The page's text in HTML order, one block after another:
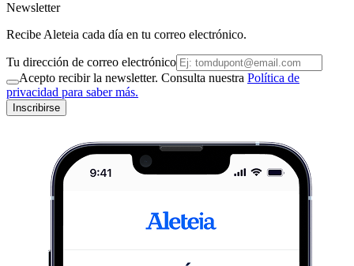
Newsletter
Recibe Aleteia cada día en tu correo electrónico.
Tu dirección de correo electrónico
Acepto recibir la newsletter. Consulta nuestra Política de
privacidad para saber más.
Inscribirse